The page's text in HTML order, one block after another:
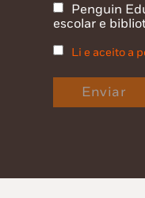
Penguin
escolar e
Li e aceito a